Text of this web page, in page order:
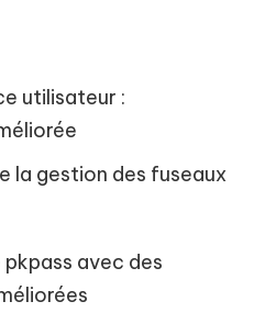
utilisateur :
la gestion des fuseaux
avec des